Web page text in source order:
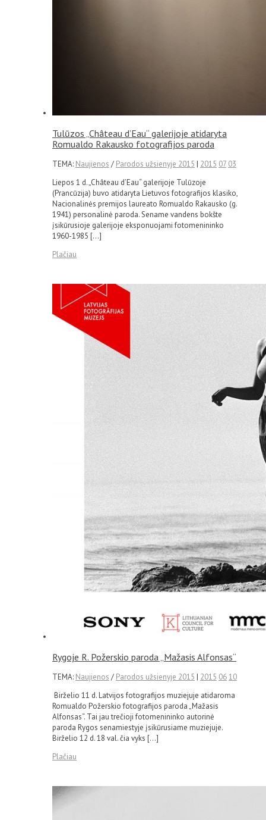
Tulūzos „Château d’Eau“ galerijoje atidaryta
Romualdo Rakausko fotografijos paroda
TEMA: Naujienos / Parodos užsienyje 2015 | 2015 07 03
Liepos 1 d. „Château d’Eau“ galerijoje Tulūzoje
(Prancūzija) buvo atidaryta Lietuvos fotografijos klasiko,
Nacionalinės premijos laureato Romualdo Rakausko (g.
1941) personalinė paroda. Sename vandens bokšte
įsikūrusioje galerijoje eksponuojami fotomenininko
1960-1985 […]
Plačiau
Rygoje R. Požerskio paroda „Mažasis Alfonsas“
TEMA: Naujienos / Parodos užsienyje 2015 | 2015 0610
Birželio 11 d. Latvijos fotografijos muziejuje atidaroma
Romualdo Požerskio fotografijos paroda „Mažasis
Alfonsas“. Tai jau trečioji fotomenininko autorinė
paroda Rygos senamiestyje įsikūrusiame muziejuje.
Birželio 12 d. 18 val. čia vyks […]
Plačiau